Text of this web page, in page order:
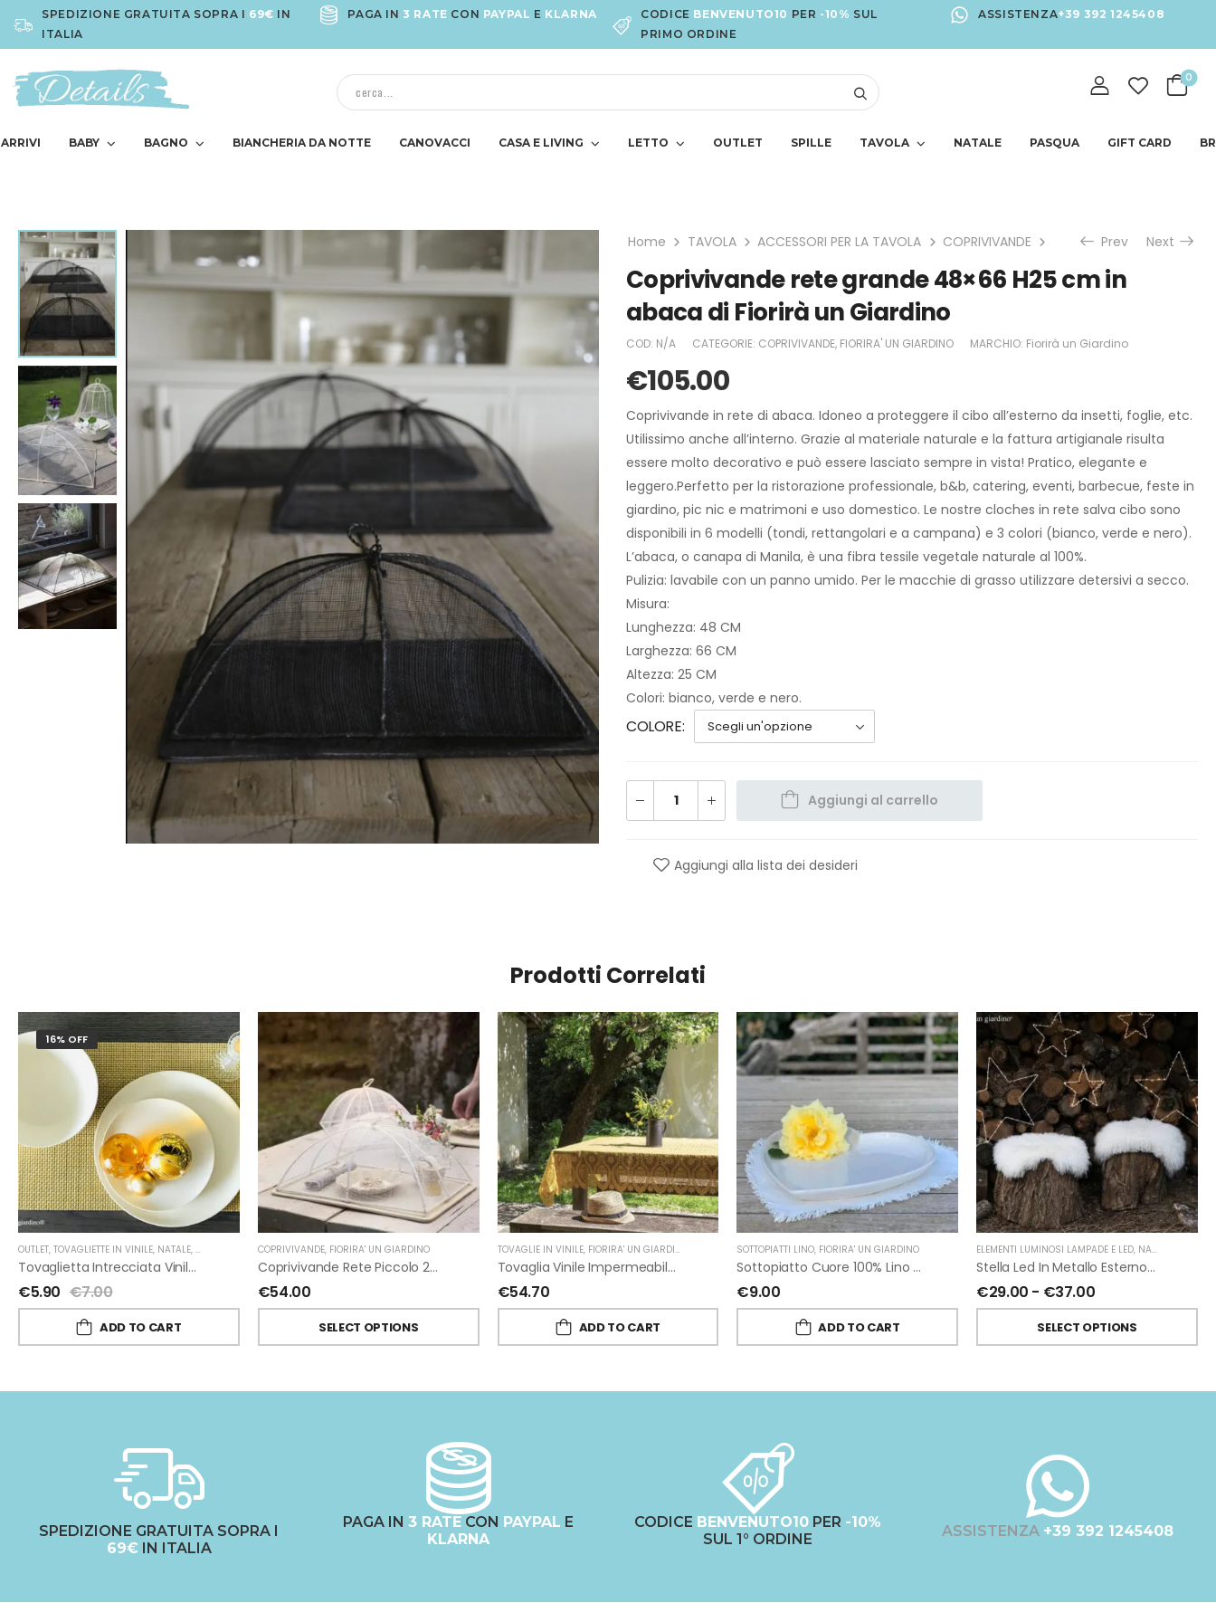
SPEDIZIONE GRATUITA SOPRA I 69€ IN
ITALIA
PAGA IN 3 RATE CON PAYPAL E KLARNA CODICE BENVENUTO10 PER -10% SUL
PRIMO ORDINE
ASSISTENZA+39 392 1245408
0
BABY BAGNO BIANCHERIA DA NOTTE CANOVACCI CASA E LIVING LETTO OUTLET SPILLE TAVOLA NATALE PASQUA GIFT CARD
Home TAVOLA ACCESSORI PER LA TAVOLA COPRIVIVANDE Coprivivande rete
Prev Next
Coprivivande rete grande 48×66 H25 cm in
abaca di Fiorirà un Giardino
COD: N/A CATEGORIE: COPRIVIVANDE, FIORIRA' UN GIARDINO MARCHIO: Fiorirà un Giardino
€105.00
Coprivivande in rete di abaca. Idoneo a proteggere il cibo all’esterno da insetti, foglie, etc.
Utilissimo anche all’interno. Grazie al materiale naturale e la fattura artigianale risulta
essere molto decorativo e può essere lasciato sempre in vista! Pratico, elegante e
leggero.Perfetto per la ristorazione professionale, b&b, catering, eventi, barbecue, feste in
giardino, pic nic e matrimoni e uso domestico. Le nostre cloches in rete salva cibo sono
disponibili in 6 modelli (tondi, rettangolari e a campana) e 3 colori (bianco, verde e nero).
L’abaca, o canapa di Manila, è una fibra tessile vegetale naturale al 100%.
Pulizia: lavabile con un panno umido. Per le macchie di grasso utilizzare detersivi a secco.
Misura:
Lunghezza: 48 CM
Larghezza: 66 CM
Altezza: 25 CM
Colori: bianco, verde e nero.
COLORE
Aggiungi al carrello
Aggiungi alla lista dei desideri
Prodotti Correlati
16% OFF
OUTLET, TOVAGLIETTE IN VINILE, NATALE, FIORIRA' UN GIARDINO
Tovaglietta Intrecciata Vinile Oro Di Fiorirà Un Giardino
€5.90 €7.00
ADD TO CART
COPRIVIVANDE, FIORIRA' UN GIARDINO
Coprivivande Rete Piccolo 25×40 H14 Cm In Abaca Di Fiorirà Un Giardino
€54.00
SELECT OPTIONS
TOVAGLIE IN VINILE, FIORIRA' UN GIARDINO
Tovaglia Vinile Impermeabile Pizzo Giallo Di Fiorirà Un Giardino
€54.70
ADD TO CART
SOTTOPIATTI LINO, FIORIRA' UN GIARDINO
Sottopiatto Cuore 100% Lino Grezzo Panna Di Fiorirà Un Giardino
€9.00
ADD TO CART
ELEMENTI LUMINOSI LAMPADE E LED, NATALE
Stella Led In Metallo Esterno-Interno
€29.00 - €37.00
SELECT OPTIONS
SPEDIZIONE GRATUITA SOPRA I
69€IN ITALIA
PAGA IN 3 RATE CON PAYPAL E
KLARNA
CODICE BENVENUTO10 PER -10%
SUL 1° ORDINE
ASSISTENZA +39 392 1245408